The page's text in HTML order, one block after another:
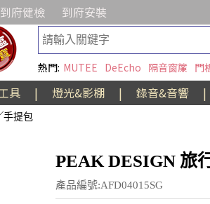
到府健檢 到府安裝
熱門: MUTEE DeEcho 隔音窗簾 門
具 | 燈光&影棚 | 錄音&音響 |
提包
PEAK DESIGN 旅
產品編號:AFD04015SG